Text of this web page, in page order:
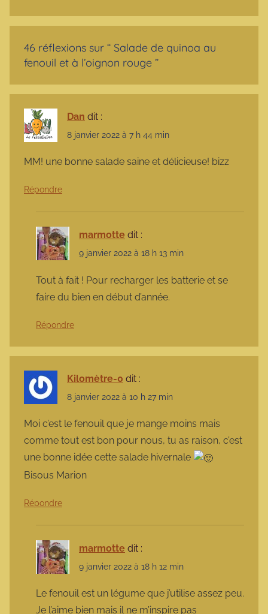
46 réflexions sur “ Salade de quinoa au
fenouil et à l’oignon rouge ”
Dan dit :
8 janvier 2022 à 7 h 44 min
MM! une bonne salade saine et délicieuse! bizz
Répondre
marmotte dit :
9 janvier 2022 à 18 h 13 min
Tout à fait ! Pour recharger les batterie et se
faire du bien en début d’année.
Répondre
Kilomètre-0 dit :
8 janvier 2022 à 10 h 27 min
Moi c’est le fenouil que je mange moins mais
comme tout est bon pour nous, tu as raison, c’est
une bonne idée cette salade hivernale
Bisous Marion
Répondre
marmotte dit :
9 janvier 2022 à 18 h 12 min
Le fenouil est un légume que j’utilise assez peu.
Je l’aime bien mais il ne m’inspire pas